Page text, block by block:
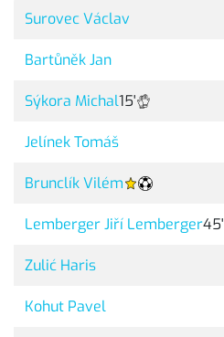
Surovec Václav
Bartůněk Jan
Sýkora Michal15'
Jelínek Tomáš
Brunclík Vilém
Lemberger Jiří Lemberger45'
Zulić Haris
Kohut Pavel